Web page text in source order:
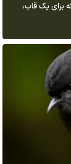
یک قاب،